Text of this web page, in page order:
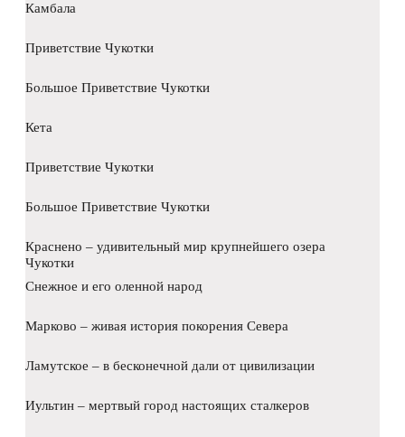
Камбала
Приветствие Чукотки
Большое Приветствие Чукотки
Кета
Приветствие Чукотки
Большое Приветствие Чукотки
Краснено – удивительный мир крупнейшего озера
Чукотки
Снежное и его оленной народ
Марково – живая история покорения Севера
Ламутское – в бесконечной дали от цивилизации
Иультин – мертвый город настоящих сталкеров